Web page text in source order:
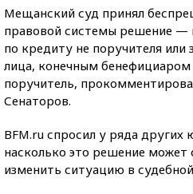
Мещанский суд принял
правовой системы решение —
по кредиту не поручителя
лица, конечным бенефициаром
поручитель,
Сенаторов.
BFM.ru спросил у ряда
насколько это решение
изменить ситуацию в